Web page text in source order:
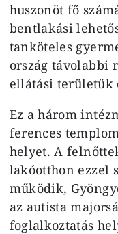
huszonöt fő
bentlakási
tanköteles
ország távolabbi
ellátási területük
Ez a három
ferences
helyet. A
lakóotthon ezzel
működik,
az autista
foglalkoztatás